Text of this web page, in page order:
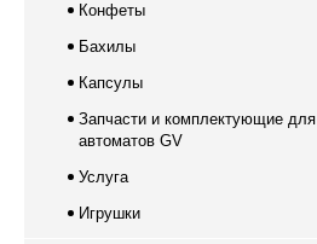
Конфеты
Бахилы
Капсулы
Запчасти и комплектующие для
автоматов GV
Услуга
Игрушки